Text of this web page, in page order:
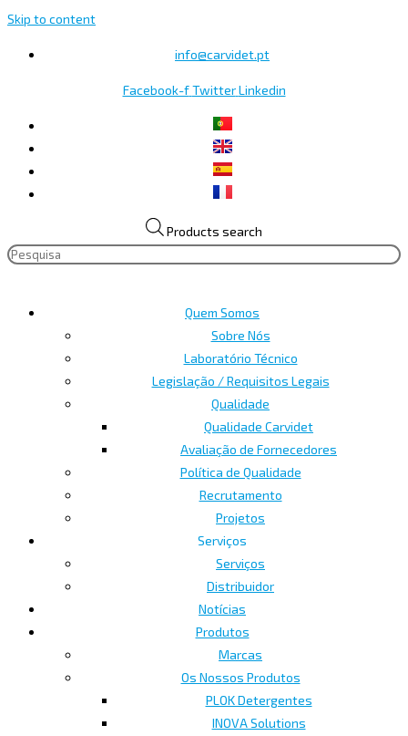
Skip to content
info@carvidet.pt
Facebook-f Twitter Linkedin
Products search
Quem Somos
Sobre Nós
Laboratório Técnico
Legislação / Requisitos Legais
Qualidade
Qualidade Carvidet
Avaliação de Fornecedores
Política de Qualidade
Recrutamento
Projetos
Serviços
Serviços
Distribuidor
Notícias
Produtos
Marcas
Os Nossos Produtos
PLOK Detergentes
INOVA Solutions